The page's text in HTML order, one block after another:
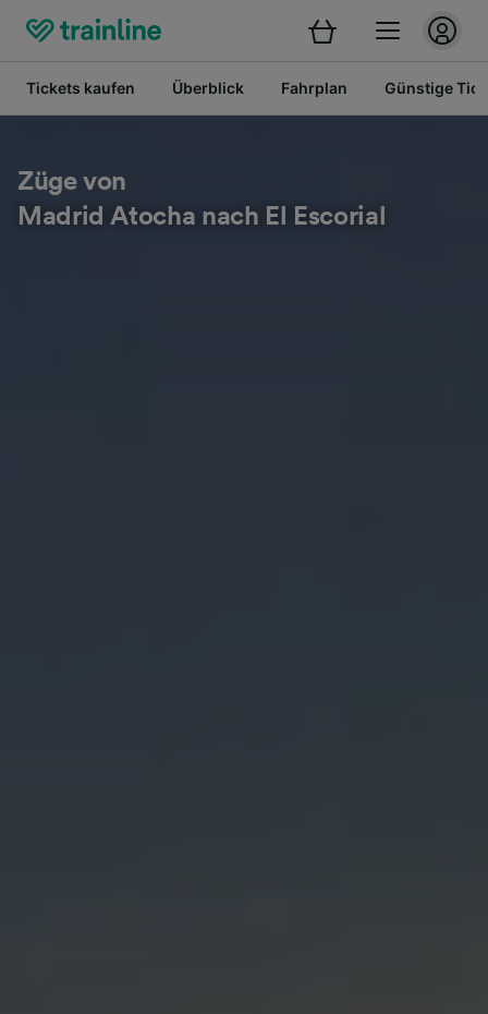
Tickets kaufen Überblick Fahrplan Günstige
Züge von
Madrid Atocha nach El Escorial